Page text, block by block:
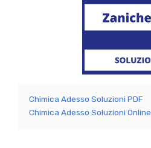
Chimica Adesso Soluzioni PDF
Chimica Adesso Soluzioni Online